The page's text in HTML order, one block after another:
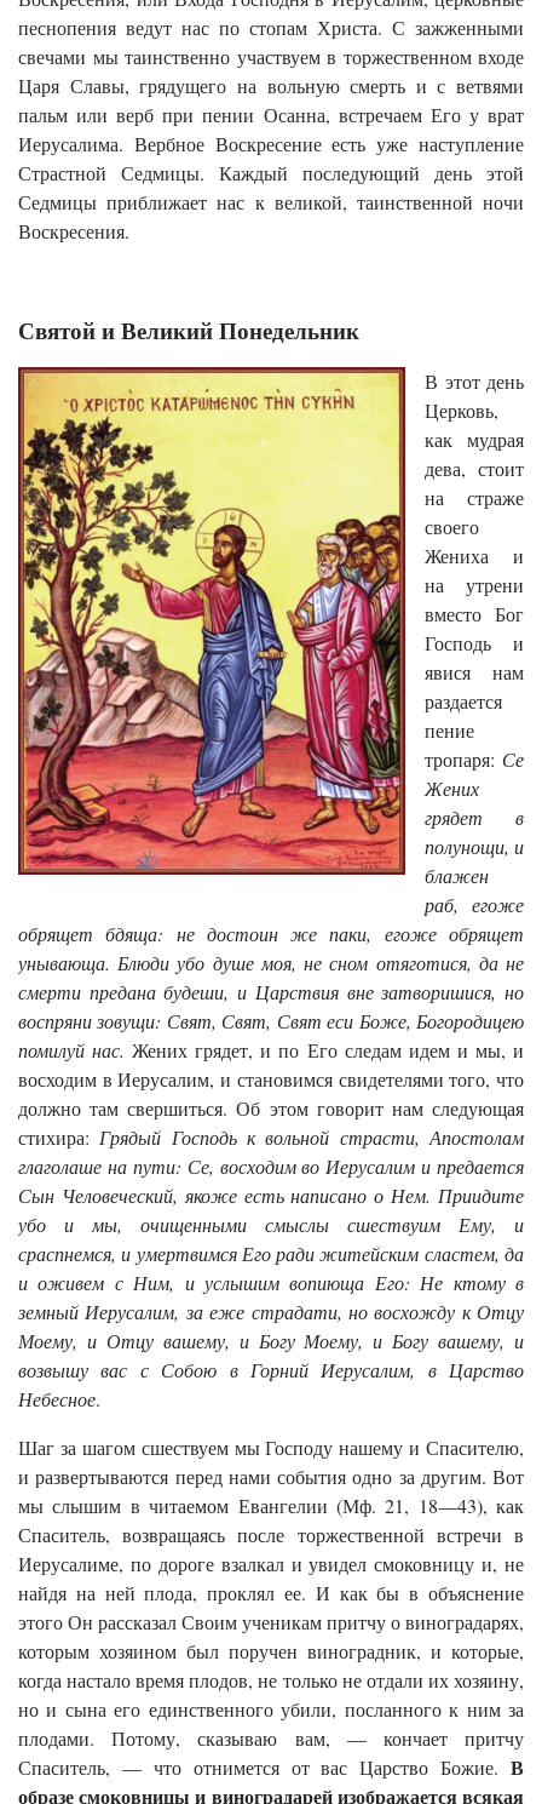
песнопения ведут нас по стопам Христа. С зажженными
свечами мы таинственно участвуем в торжественном входе
Царя Славы, грядущего на вольную смерть и с ветвями
пальм или верб при пении Осанна, встречаем Его у врат
Иерусалима. Вербное Воскресение есть уже наступление
Страстной Седмицы. Каждый последующий день этой
Седмицы приближает нас к великой, таинственной ночи
Воскресения.
Святой и Великий Понедельник
В этот день
Церковь,
как мудрая
дева, стоит
на страже
своего
Жениха и
на утрени
вместо Бог
Господь и
явися нам
раздается
пение
тропаря: Се
Жених
грядет в
полунощи, и
блажен
раб, егоже
обрящет бдяща: не достоин же паки, егоже обрящет
унывающа. Блюди убо душе моя, не сном отяготися, да не
смерти предана будеши, и Царствия вне затворишися, но
воспряни зовущи: Свят, Свят, Свят еси Боже, Богородицею
помилуй нас. Жених грядет, и по Его следам идем и мы, и
восходим в Иерусалим, и становимся свидетелями того, что
должно там свершиться. Об этом говорит нам следующая
стихира: Грядый Господь к вольной страсти, Апостолам
глаголаше на пути: Се, восходим во Иерусалим и предается
Сын Человеческий, якоже есть написано о Нем. Приидите
убо и мы, очищенными смыслы сшествуим Ему, и
сраспнемся, и умертвимся Его ради житейским сластем, да
и оживем с Ним, и услышим вопиюща Его: Не ктому в
земный Иерусалим, за еже страдати, но восхожду к Отцу
Моему, и Отцу вашему, и Богу Моему, и Богу вашему, и
возвышу вас с Собою в Горний Иерусалим, в Царство
Небесное.
Шаг за шагом сшествуем мы Господу нашему и Спасителю,
и развертываются перед нами события одно за другим. Вот
мы слышим в читаемом Евангелии (Мф. 21, 18—43), как
Спаситель, возвращаясь после торжественной встречи в
Иерусалиме, по дороге взалкал и увидел смоковницу и, не
найдя на ней плода, проклял ее. И как бы в объяснение
этого Он рассказал Своим ученикам притчу о виноградарях,
которым хозяином был поручен виноградник, и которые,
когда настало время плодов, не только не отдали их хозяину,
но и сына его единственного убили, посланного к ним за
плодами. Потому, сказываю вам, — кончает притчу
Спаситель, — что отнимется от вас Царство Божие. В
образе смоковницы и виноградарей изображается всякая